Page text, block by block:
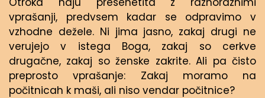
vprašanji, predvsem kadar se odpravimo v
vzhodne dežele. Ni jima jasno, zakaj drugi ne
verujejo v istega Boga, zakaj so cerkve
drugačne, zakaj so ženske zakrite. Ali pa čisto
preprosto vprašanje: Zakaj moramo na
počitnicah k maši, ali niso vendar počitnice?